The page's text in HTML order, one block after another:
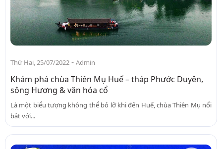
Thứ Hai, 25/07/2022 - Admin
Khám phá chùa Thiên Mụ Huế – tháp Phước Duyên,
sông Hương & văn hóa cổ
Là một biểu tượng không thể bỏ lỡ khi đến Huế, chùa Thiên Mụ nổi
bật với...